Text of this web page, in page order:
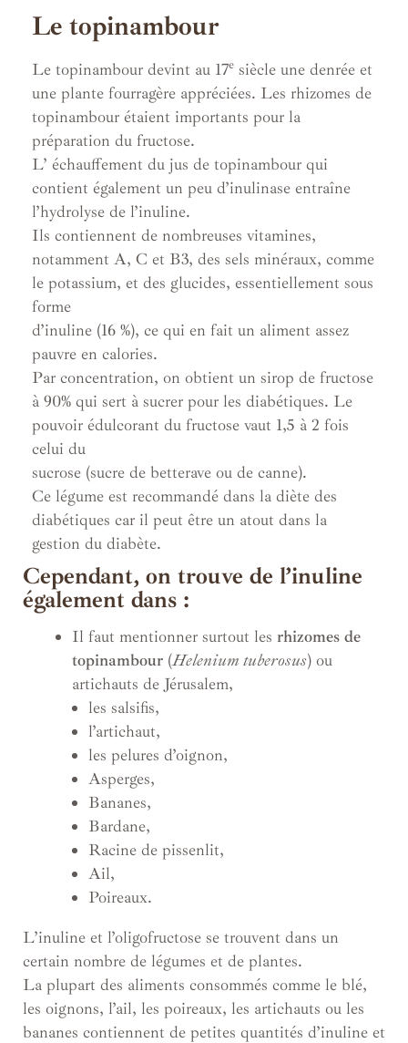
Le topinambour
Le topinambour devint au 17e siècle une denrée et
une plante fourragère appréciées. Les rhizomes de
topinambour étaient importants pour la
préparation du fructose.
L’ échauffement du jus de topinambour qui
contient également un peu d’inulinase entraîne
l’hydrolyse de l’inuline.
Ils contiennent de nombreuses vitamines,
notamment A, C et B3, des sels minéraux, comme
le potassium, et des glucides, essentiellement sous
forme
d’inuline (16 %), ce qui en fait un aliment assez
pauvre en calories.
Par concentration, on obtient un sirop de fructose
à 90% qui sert à sucrer pour les diabétiques. Le
pouvoir édulcorant du fructose vaut 1,5 à 2 fois
celui du
sucrose (sucre de betterave ou de canne).
Ce légume est recommandé dans la diète des
diabétiques car il peut être un atout dans la
gestion du diabète.
Cependant, on trouve de l’inuline
également dans :
Il faut mentionner surtout les rhizomes de
topinambour (Helenium tuberosus) ou
artichauts de Jérusalem,
les salsifis,
l’artichaut,
les pelures d’oignon,
Asperges,
Bananes,
Bardane,
Racine de pissenlit,
Ail,
Poireaux.
L’inuline et l’oligofructose se trouvent dans un
certain nombre de légumes et de plantes.
La plupart des aliments consommés comme le blé,
les oignons, l’ail, les poireaux, les artichauts ou les
bananes contiennent de petites quantités d’inuline et